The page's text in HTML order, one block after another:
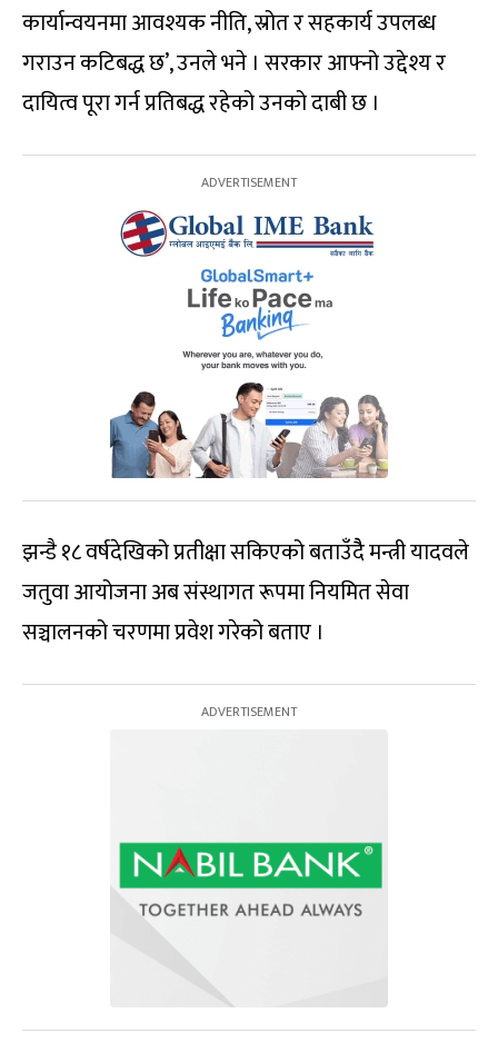
कार्यान्वयनमा आवश्यक नीति, स्रोत र सहकार्य उपलब्ध
गराउन कटिबद्ध छ’, उनले भने । सरकार आफ्नो उद्देश्य र
दायित्व पूरा गर्न प्रतिबद्ध रहेको उनको दाबी छ ।
झन्डै १८ वर्षदेखिको प्रतीक्षा सकिएको बताउँदैै मन्त्री यादवले
जतुवा आयोजना अब संस्थागत रूपमा नियमित सेवा
सञ्चालनको चरणमा प्रवेश गरेको बताए ।